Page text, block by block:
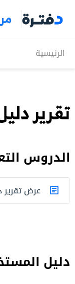
الرئيسية
تقرير
الدروس
عرض تقرير
دليل